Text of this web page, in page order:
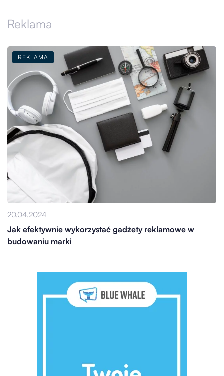
Reklama
REKLAMA
20.04.2024
Jak efektywnie wykorzystać gadżety reklamowe w
budowaniu marki